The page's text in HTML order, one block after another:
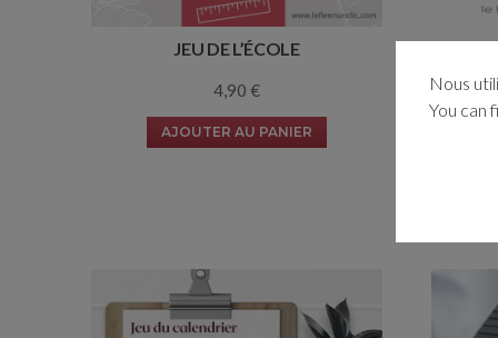
JEU DE L’ÉCOLE
4,90 €
AJOUTER AU PANIER
JEU
Nous
You can